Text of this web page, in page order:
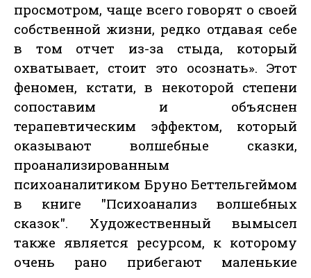
просмотром, чаще всего говорят о своей
собственной жизни, редко отдавая себе
в том отчет из-за стыда, который
охватывает, стоит это осознать». Этот
феномен, кстати, в некоторой степени
сопоставим и объяснен
терапевтическим эффектом, который
оказывают волшебные сказки,
проанализированным
психоаналитиком Бруно Беттельгеймом
в книге "Психоанализ волшебных
сказок". Художественный вымысел
также является ресурсом, к которому
очень рано прибегают маленькие